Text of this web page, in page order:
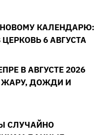
КАЛЕНДАРЮ:
6 АВГУСТА
В АВГУСТЕ 2026
ЖАРУ, ДОЖДИ И
СЛУЧАЙНО